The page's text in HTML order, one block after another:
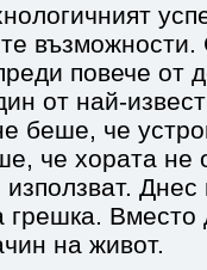
повече от
от най-
беше, че
че хората не
Днес
грешка. Вместо
на живот.